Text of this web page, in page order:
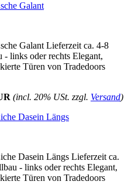
Galant
Galant Lieferzeit ca. 4-8
- links oder rechts Elegant,
Türen von Tradedoors
(incl. 20% USt. zzgl. Versand)
Dasein Längs
Dasein Längs Lieferzeit ca.
- links oder rechts Elegant,
Türen von Tradedoors